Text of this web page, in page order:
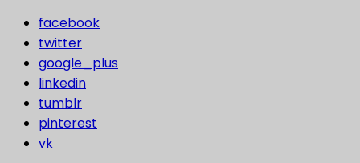
facebook
twitter
google_plus
linkedin
tumblr
pinterest
vk